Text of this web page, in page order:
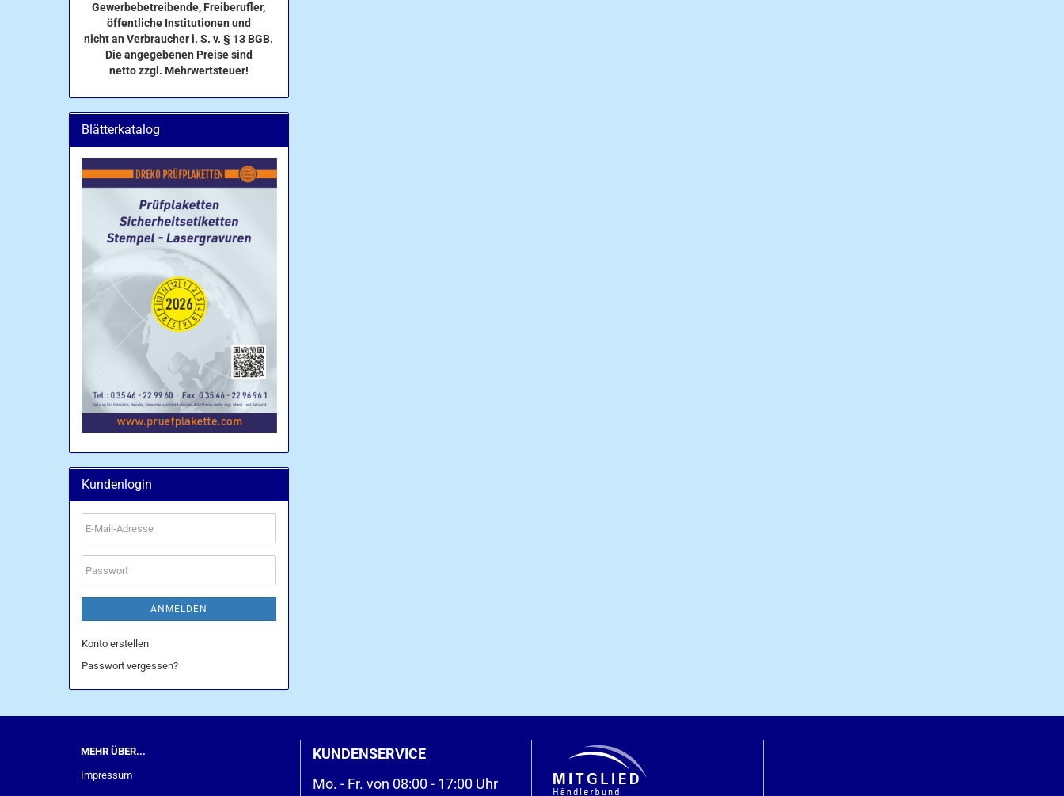
Gewerbebetreibende, Freiberufler,
öffentliche Institutionen und
nicht an Verbraucher i. S. v. § 13 BGB.
Die angegebenen Preise sind
netto zzgl. Mehrwertsteuer!
Blätterkatalog
Kundenlogin
E-
Mail-
Adresse
Passwort
ANMELDEN
Konto erstellen
Passwort vergessen?
MEHR ÜBER...
Impressum
KUNDENSERVICE
Mo. - Fr. von 08:00 - 17:00 Uhr